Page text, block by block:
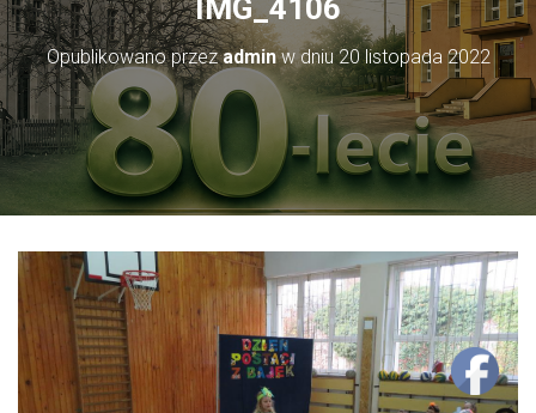
IMG_4106
Opublikowano przezadminw dniu20 listopada 2022